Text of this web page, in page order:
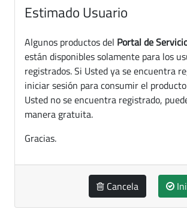
Estimado Usuario
Algunos productos del Portal de
están disponibles solamente para los
registrados. Si Usted ya se encuentra
iniciar sesión para consumir el
Usted no se encuentra registrado,
manera gratuita.
Gracias.
Cancela